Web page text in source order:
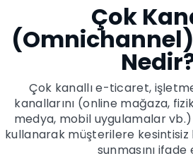
Çok
Çok kanallı e-ticaret,
kanallarını (online mağaza,
medya, mobil uygulamalar
kullanarak müşterilere kesintisiz
sunmasını ifade